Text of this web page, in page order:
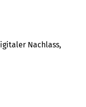
Nach­lass,